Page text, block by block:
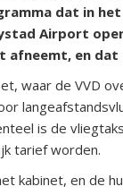
dat in
Airport
afneemt, en
waar de VVD
is de
tarief worden.
kabinet, en de